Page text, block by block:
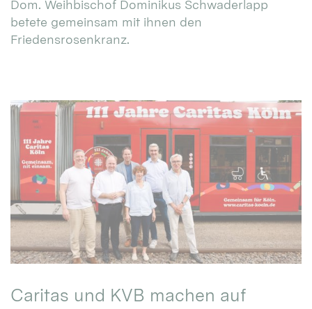
Dom. Weihbischof Dominikus Schwaderlapp
betete gemeinsam mit ihnen den
Friedensrosenkranz.
Caritas und KVB machen auf